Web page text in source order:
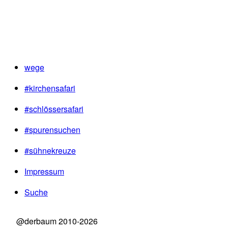
wege
#kirchensafari
#schlössersafari
#spurensuchen
#sühnekreuze
Impressum
Suche
@derbaum 2010-2026